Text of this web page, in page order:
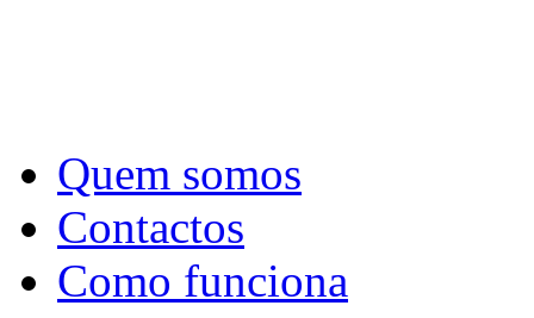
Quem somos
Contactos
Como funciona